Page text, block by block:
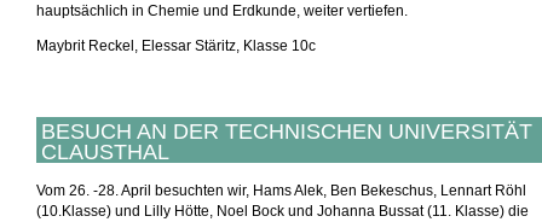
hauptsächlich in Chemie und Erdkunde, weiter vertiefen.
Maybrit Reckel, Elessar Stäritz, Klasse 10c
BESUCH AN DER TECHNISCHEN UNIVERSITÄT
CLAUSTHAL
Vom 26. -28. April besuchten wir, Hams Alek, Ben Bekeschus, Lennart Röhl
(10.Klasse) und Lilly Hötte, Noel Bock und Johanna Bussat (11. Klasse) die